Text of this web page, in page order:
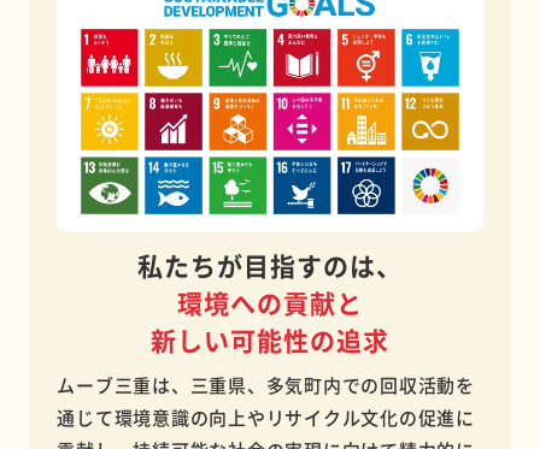
私たちが目指すのは、
環境への貢献と
新しい可能性の追求
ムーブ三重は、三重県、多気町内での回収活動を
通じて環境意識の向上やリサイクル文化の促進に